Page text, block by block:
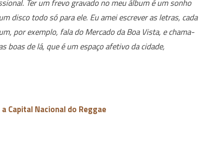
Ter um frevo gravado no meu álbum é um sonho
disco todo só para ele. Eu amei escrever as letras, cada
por exemplo, fala do Mercado da Boa Vista, e chama-
boas de lá, que é um espaço afetivo da cidade,
Capital Nacional do Reggae